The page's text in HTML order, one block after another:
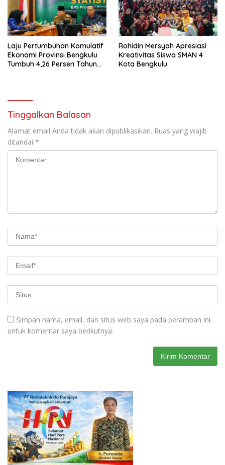
Laju Pertumbuhan Komulatif
Ekonomi Provinsi Bengkulu
Tumbuh 4,26 Persen Tahun
Rohidin Mersyah Apresiasi
Kreativitas Siswa SMAN 4
Kota Bengkulu
Tinggalkan Balasan
Alamat email Anda tidak akan dipublikasikan. Ruas yang wajib
ditandai *
Simpan nama, email, dan situs web saya pada peramban ini
untuk komentar saya berikutnya.